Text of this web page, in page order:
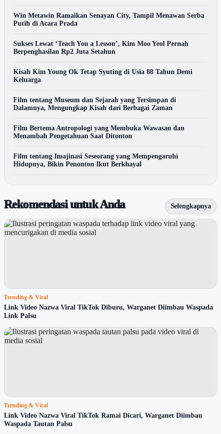
Win Metawin Ramaikan Senayan City, Tampil Menawan Serba
Putih di Acara Prada
Sukses Lewat ‘Teach You a Lesson’, Kim Moo Yeol Pernah
Berpenghasilan Rp2 Juta Setahun
Kisah Kim Young Ok Tetap Syuting di Usia 88 Tahun Demi
Keluarga
Film tentang Museum dan Sejarah yang Tersimpan di
Dalamnya, Mengungkap Kisah dari Berbagai Zaman
Film Bertema Antropologi yang Membuka Wawasan dan
Menambah Pengetahuan Saat Ditonton
Film tentang Imajinasi Seseorang yang Mempengaruhi
Hidupnya, Bikin Penonton Ikut Berkhayal
Rekomendasi untuk Anda Selengkapnya
Trending & Viral
Link Video Nazwa Viral TikTok Diburu, Warganet Diimbau Waspada
Link Palsu
Trending & Viral
Link Video Nazwa Viral TikTok Ramai Dicari, Warganet Diimbau
Waspada Tautan Palsu